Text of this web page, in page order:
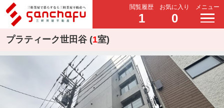
閲覧履歴
1
お気に入り
0
メニュー
プラティーク世田谷 (1室)